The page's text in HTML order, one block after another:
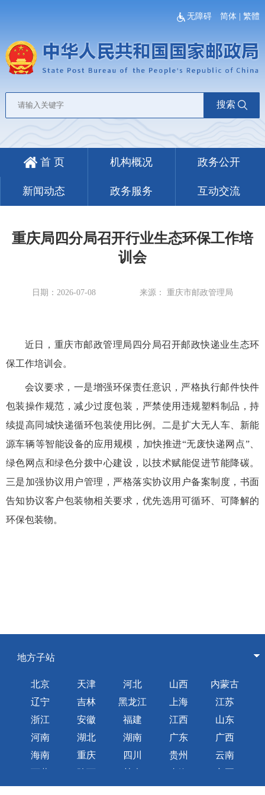
无障碍 简体 |繁體
搜索
首 页 机构概况 政务公开
新闻动态 政务服务 互动交流
重庆局四分局召开行业生态环保工作培
训会
日期：2026-07-08 来源： 重庆市邮政管理局
近日，重庆市邮政管理局四分局召开邮政快递业生态环
保工作培训会。
会议要求，一是增强环保责任意识，严格执行邮件快件
包装操作规范，减少过度包装，严禁使用违规塑料制品，持
续提高同城快递循环包装使用比例。二是扩大无人车、新能
源车辆等智能设备的应用规模，加快推进“无废快递网点”、
绿色网点和绿色分拨中心建设，以技术赋能促进节能降碳。
三是加强协议用户管理，严格落实协议用户备案制度，书面
告知协议客户包装物相关要求，优先选用可循环、可降解的
环保包装物。
地方子站
北京 天津 河北 山西
内蒙古
辽宁
吉林 黑龙江 上海
江苏
浙江
安徽 福建 江西
山东
河南
湖北 湖南 广东
广西
海南
重庆 四川 贵州
云南